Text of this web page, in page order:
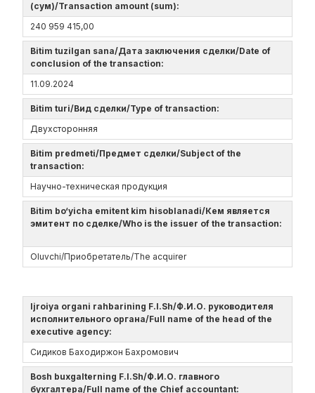
(сум)/Transaction amount (sum):
240 959 415,00
Bitim tuzilgan sana/Дата заключения сделки/Date of
conclusion of the transaction:
11.09.2024
Bitim turi/Вид сделки/Type of transaction:
Двухсторонняя
Bitim predmeti/Предмет сделки/Subject of the
transaction:
Научно-техническая продукция
Bitim bo‘yicha emitent kim hisoblanadi/Кем является
эмитент по сделке/Who is the issuer of the transaction:
Oluvchi/Приобретатель/The acquirer
Ijroiya organi rahbarining F.I.Sh/Ф.И.О. руководителя
исполнительного органа/Full name of the head of the
executive agency:
Сидиков Баходиржон Бахромович
Bosh buxgalterning F.I.Sh/Ф.И.О. главного
бухгалтера/Full name of the Chief accountant: